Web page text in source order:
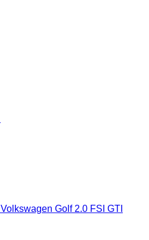
Volkswagen Golf 2.0 FSI GTI